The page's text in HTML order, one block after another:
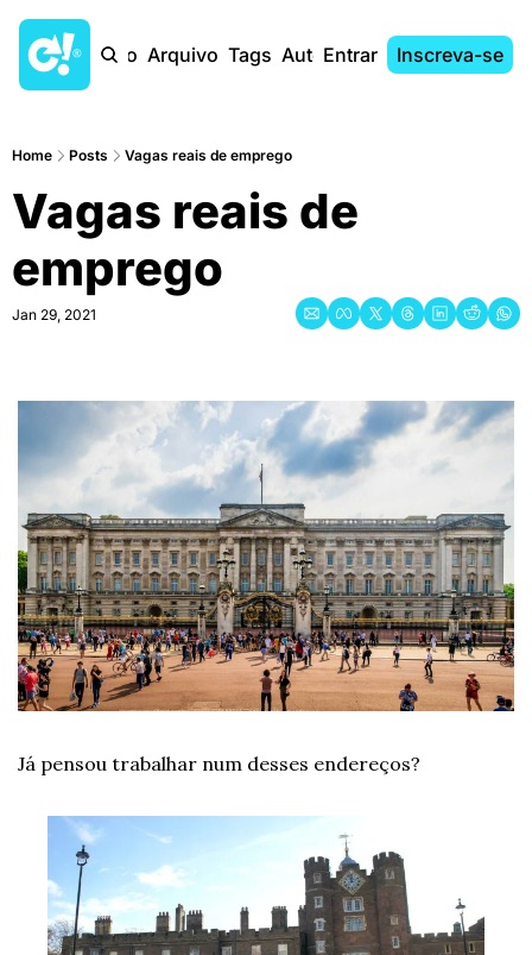
Início Arquivo Tags AutoresEntrar Inscreva-se
Home Posts Vagas reais de emprego
Vagas reais de
emprego
Jan 29, 2021
Já pensou trabalhar num desses endereços?